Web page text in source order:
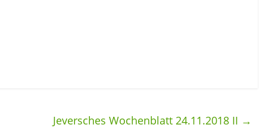
Jeversches Wochenblatt 24.11.2018 II →